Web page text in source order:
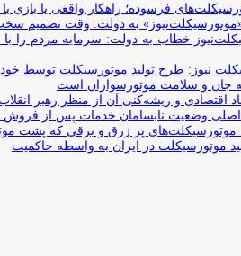
فرسوده؛ راهکار واقعی یا بازی با منابع کشور؟ / جایگزینی
«موتورسیکلت‌نیوز» به دولت: وقت تصمیم
خطاب به دولت: سرمایه مردم را
نیوز: طرح تولید موتورسیکلت توسط
به جان و سلامت موتورسواران است
اقتصادی و ریشه‌کنی آن از منظر رهبر
وضعیت نابسامان خدمات پس از فروش
موتورسیکلت‌های پر زرق‌ و برقی که پشت
موتورسیکلت در ایران به واسطه حاکمیت